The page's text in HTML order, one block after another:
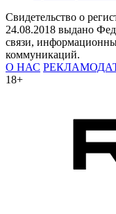
Свидетельство о
24.08.2018 выдано
связи,
коммуникаций.
О НАС
18+